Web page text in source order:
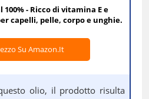
- Ricco di vitamina E e
capelli, pelle, corpo e unghie.
Su Amazon.it
olio, il prodotto risulta